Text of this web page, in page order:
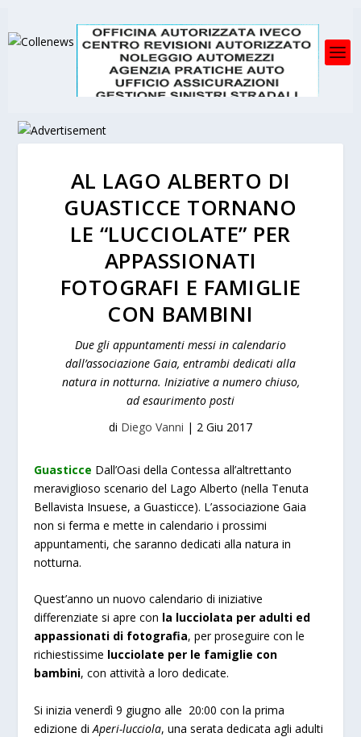
AL LAGO ALBERTO DI
GUASTICCE TORNANO
LE “LUCCIOLATE” PER
APPASSIONATI
FOTOGRAFI E FAMIGLIE
CON BAMBINI
Due gli appuntamenti messi in calendario
dall’associazione Gaia, entrambi dedicati alla
natura in notturna. Iniziative a numero chiuso,
ad esaurimento posti
di Diego Vanni | 2 Giu 2017
Guasticce Dall’Oasi della Contessa all’altrettanto
meraviglioso scenario del Lago Alberto (nella Tenuta
Bellavista Insuese, a Guasticce). L’associazione Gaia
non si ferma e mette in calendario i prossimi
appuntamenti, che saranno dedicati alla natura in
notturna.
Quest’anno un nuovo calendario di iniziative
differenziate si apre con la lucciolata per adulti ed
appassionati di fotografia, per proseguire con le
richiestissime lucciolate per le famiglie con
bambini, con attività a loro dedicate.
Si inizia venerdì 9 giugno alle 20:00 con la prima
edizione di Aperi-lucciola, una serata dedicata agli adulti